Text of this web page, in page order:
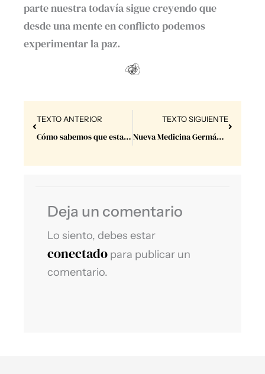
parte nuestra todavía sigue creyendo que
desde una mente en conflicto podemos
experimentar la paz.
Prev
TEXTO ANTERIOR
Cómo sabemos que estamos perdidos?O por qué nos sentimos perdidos?
TEXTO SIGUIENTE
Nueva Medicina Germánica
Next
Deja un comentario
Lo siento, debes estar
conectado para publicar un
comentario.